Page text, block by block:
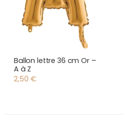
Ballon lettre 36 cm Or –
A à Z
2,50 €